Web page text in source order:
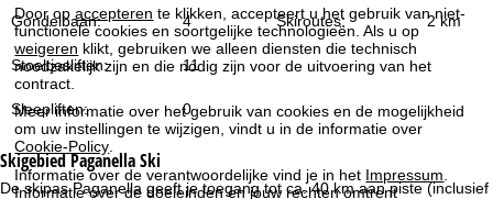
Door opaccepteren te klikken, accepteert u het gebruik van niet-
functionele cookies en soortgelijke technologieën. Als u op
weigeren klikt, gebruiken we alleen diensten die technisch
noodzakelijk zijn en die nodig zijn voor de uitvoering van het
contract.
Meer informatie over het gebruik van cookies en de mogelijkheid
om uw instellingen te wijzigen, vindt u in de informatie over
Cookie-Policy
Informatie over de verantwoordelijke vind je in het Impressum
Informatie over de doeleinden en jouw rechten omtrent
i
n
a
Gondelbaan: 4 Skiroutes: 2 km
Stoeltjesliften: 11
Sleepliften: 0
SkigebiedPaganella Ski
De skipas Paganella geeft je toegang tot ca. 40 km aan piste (inclusief